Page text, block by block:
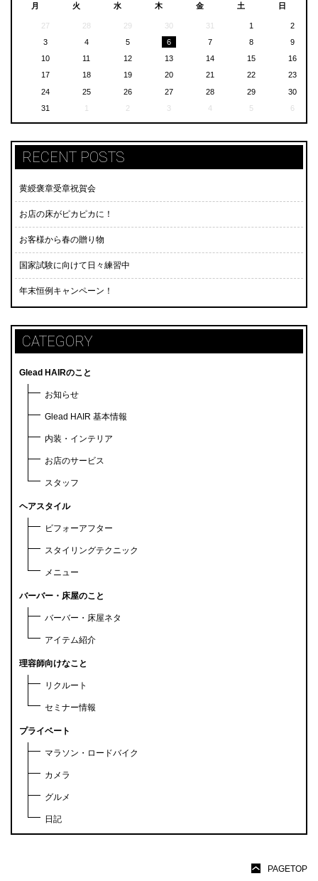
月 火 水 木 金 土 日
27 28 29 30 31 1
2
3
4 5 6 7 8
9
10
11 12 13 14 15
16
17
18 19 20 21 22
23
24
25 26 27 28 29
30
31
1 2 3 4 5 6
RECENT POSTS
黄綬褒章受章祝賀会
お店の床がピカピカに！
お客様から春の贈り物
国家試験に向けて日々練習中
年末恒例キャンペーン！
CATEGORY
Glead HAIRのこと
お知らせ
Glead HAIR 基本情報
内装・インテリア
お店のサービス
スタッフ
ヘアスタイル
ビフォーアフター
スタイリングテクニック
メニュー
バーバー・床屋のこと
バーバー・床屋ネタ
アイテム紹介
理容師向けなこと
リクルート
セミナー情報
プライベート
マラソン・ロードバイク
カメラ
グルメ
日記
PAGETOP